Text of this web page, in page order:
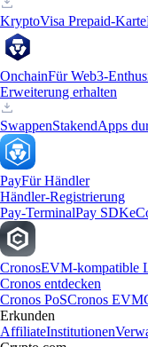
KryptoVisa Prepaid-Karte
OnchainFür Web3-
Erweiterung erhalten
SwappenStakendApps
PayFür Händler
Händler-Registrierung
Pay-TerminalPay SDK
CronosEVM-kompatible
Cronos entdecken
Cronos PoSCronos EVM
Erkunden
AffiliateInstitutionen